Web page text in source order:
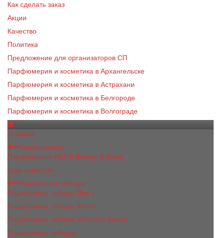
Как сделать заказ
Акции
Качество
Политика
Предложение для организаторов СП
Парфюмерия и косметика в Архангельске
Парфюмерия и косметика в Астрахани
Парфюмерия и косметика в Белгороде
Парфюмерия и косметика в Волгограде
Новинки
Парфюмерия
Парфюмерия BEA'S Beauty & Scent
Luxe collection
Подарочные наборы
Подарочные наборы Bea's
Подарочные наборы 4х5ml
Подарочные наборы Victoria's Secret
Подарочные наборы